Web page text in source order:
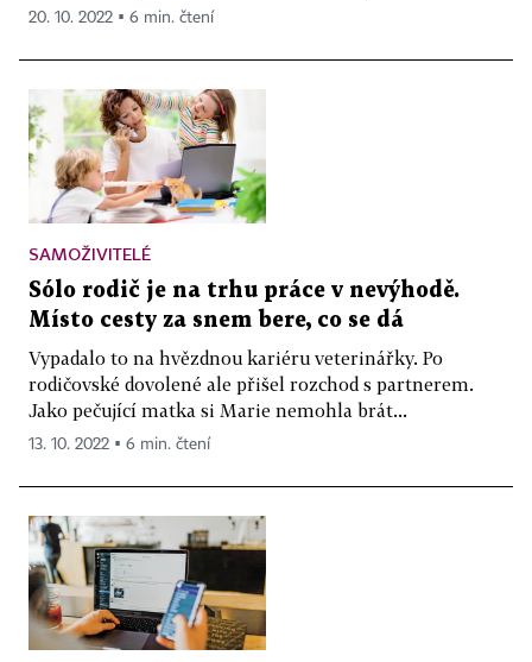
20. 10. 2022 ▪ 6 min. čtení
SAMOŽIVITELÉ
Sólo rodič je na trhu práce v nevýhodě.
Místo cesty za snem bere, co se dá
Vypadalo to na hvězdnou kariéru veterinářky. Po
rodičovské dovolené ale přišel rozchod s partnerem.
Jako pečující matka si Marie nemohla brát...
13. 10. 2022 ▪ 6 min. čtení